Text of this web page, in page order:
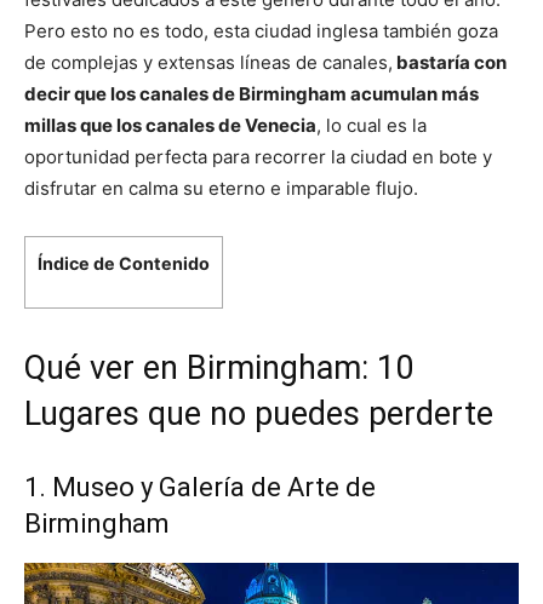
Pero esto no es todo, esta ciudad inglesa también goza
de complejas y extensas líneas de canales, bastaría con
decir que los canales de Birmingham acumulan más
millas que los canales de Venecia, lo cual es la
oportunidad perfecta para recorrer la ciudad en bote y
disfrutar en calma su eterno e imparable flujo.
Índice de Contenido
Qué ver en Birmingham: 10
Lugares que no puedes perderte
1. Museo y Galería de Arte de
Birmingham